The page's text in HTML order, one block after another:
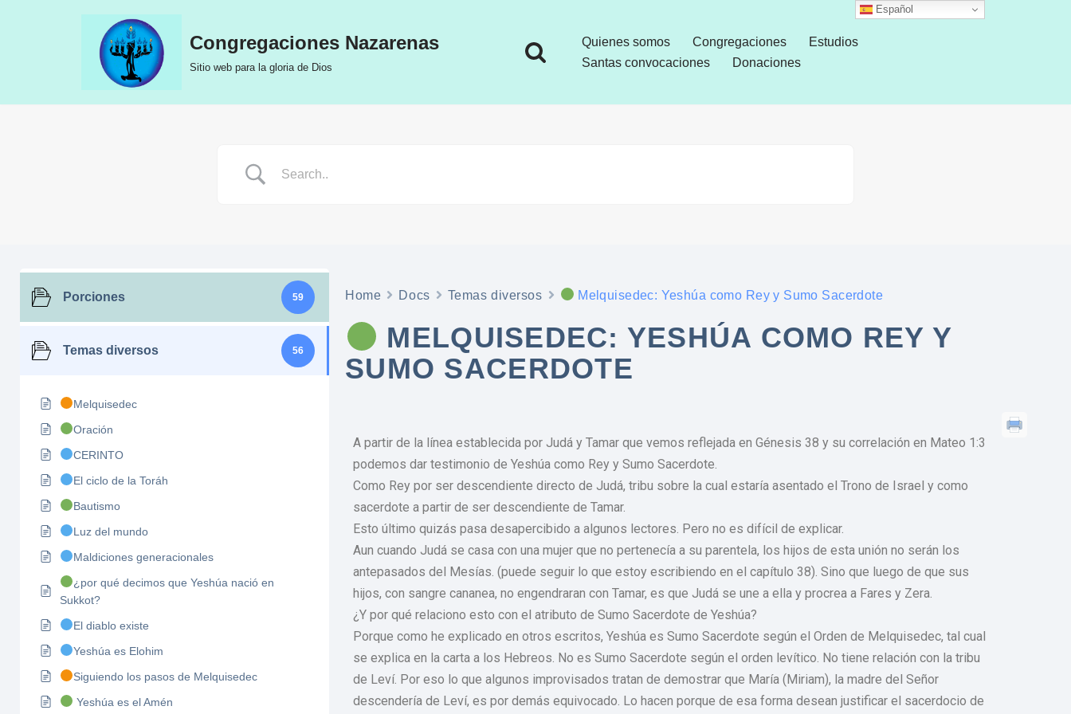
Congregaciones Nazarenas
Sitio web para la gloria de Dios
Quienes somos Congregaciones
Estudios
Santas convocaciones
Donaciones
Porciones 59
Temas diversos 56
Melquisedec
Oración
CERINTO
El ciclo de la Toráh
Bautismo
Luz del mundo
Maldiciones generacionales
¿por qué decimos que Yeshúa nació en
Sukkot?
El diablo existe
Yeshúa es Elohim
Siguiendo los pasos de Melquisedec
Yeshúa es el Amén
Home Docs Temas diversos Melquisedec: Yeshúa como Rey y Sumo Sacerdote
MELQUISEDEC: YESHÚA COMO REY Y
SUMO SACERDOTE
A partir de la línea establecida por Judá y Tamar que vemos reflejada en Génesis 38 y su correlación en Mateo 1:3
podemos dar testimonio de Yeshúa como Rey y Sumo Sacerdote.
Como Rey por ser descendiente directo de Judá, tribu sobre la cual estaría asentado el Trono de Israel y como
sacerdote a partir de ser descendiente de Tamar.
Esto último quizás pasa desapercibido a algunos lectores. Pero no es difícil de explicar.
Aun cuando Judá se casa con una mujer que no pertenecía a su parentela, los hijos de esta unión no serán los
antepasados del Mesías. (puede seguir lo que estoy escribiendo en el capítulo 38). Sino que luego de que sus
hijos, con sangre cananea, no engendraran con Tamar, es que Judá se une a ella y procrea a Fares y Zera.
¿Y por qué relaciono esto con el atributo de Sumo Sacerdote de Yeshúa?
Porque como he explicado en otros escritos, Yeshúa es Sumo Sacerdote según el Orden de Melquisedec, tal cual
se explica en la carta a los Hebreos. No es Sumo Sacerdote según el orden levítico. No tiene relación con la tribu
de Leví. Por eso lo que algunos improvisados tratan de demostrar que María (Miriam), la madre del Señor
descendería de Leví, es por demás equivocado. Lo hacen porque de esa forma desean justificar el sacerdocio de
Español